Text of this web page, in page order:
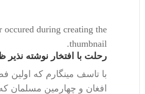
occured during creating the
thumbnail.
رحلت با افتخار نوشته نذیر
با تاسف مینگارم که اولین
افغان و چهارمین مسلمان